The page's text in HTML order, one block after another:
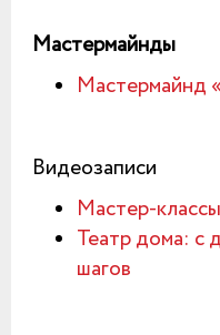
Мастермайнды
Мастермайнд
Видеозаписи
Мастер-
Театр дома: с
шагов